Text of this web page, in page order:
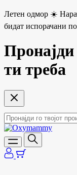
Летен одмор ☀️
бидат испорачани
Пронајди
ти треба